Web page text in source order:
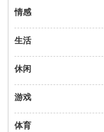
情感
生活
休闲
游戏
体育